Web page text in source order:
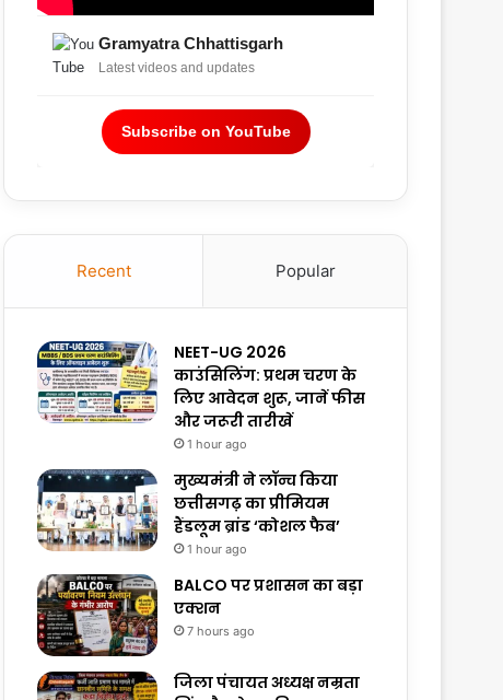
Gramyatra Chhattisgarh
Latest videos and updates
Subscribe on YouTube
Recent Popular
NEET-UG 2026
काउंसिलिंग: प्रथम चरण के
लिए आवेदन शुरू, जानें फीस
और जरूरी तारीखें
1 hour ago
मुख्यमंत्री ने लॉन्च किया
छत्तीसगढ़ का प्रीमियम
हैंडलूम ब्रांड ‘कोशल फैब’
1 hour ago
BALCO पर प्रशासन का बड़ा
एक्शन
7 hours ago
जिला पंचायत अध्यक्ष नम्रता